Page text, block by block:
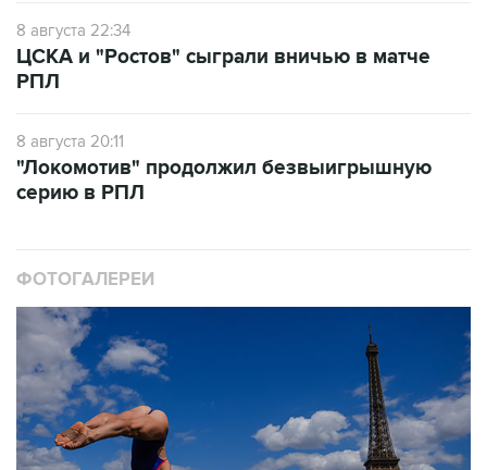
8 августа 22:34
ЦСКА и "Ростов" сыграли вничью в матче
РПЛ
8 августа 20:11
"Локомотив" продолжил безвыигрышную
серию в РПЛ
ФОТОГАЛЕРЕИ